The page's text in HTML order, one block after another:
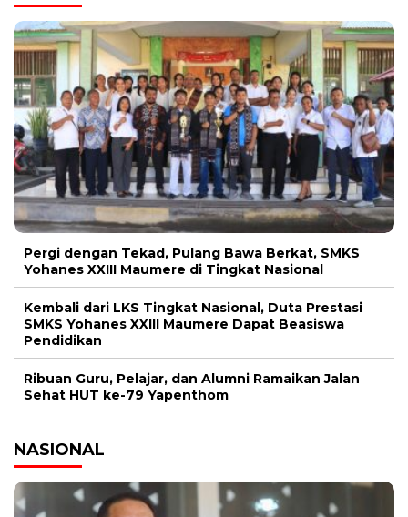
Pergi dengan Tekad, Pulang Bawa Berkat, SMKS
Yohanes XXIII Maumere di Tingkat Nasional
Kembali dari LKS Tingkat Nasional, Duta Prestasi
SMKS Yohanes XXIII Maumere Dapat Beasiswa
Pendidikan
Ribuan Guru, Pelajar, dan Alumni Ramaikan Jalan
Sehat HUT ke-79 Yapenthom
NASIONAL